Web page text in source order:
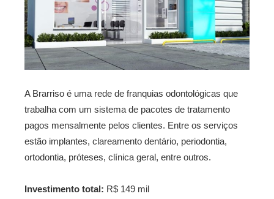
A Brarriso é uma rede de franquias odontológicas que
trabalha com um sistema de pacotes de tratamento
pagos mensalmente pelos clientes. Entre os serviços
estão implantes, clareamento dentário, periodontia,
ortodontia, próteses, clínica geral, entre outros.
Investimento total: R$ 149 mil